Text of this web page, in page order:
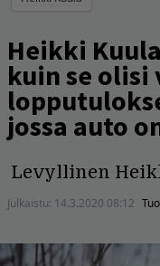
Heikki
kuin se olisi
jossa auto
Levyllinen
Julkaistu: 14.3.2020 08:12